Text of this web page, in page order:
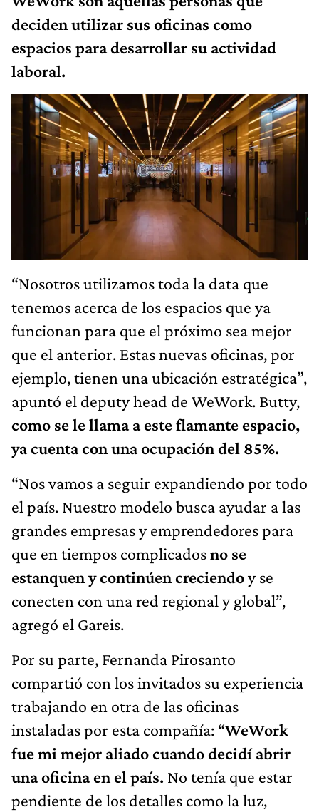
deciden utilizar sus oficinas como
espacios para desarrollar su actividad
laboral.
“Nosotros utilizamos toda la data que
tenemos acerca de los espacios que ya
funcionan para que el próximo sea mejor
que el anterior. Estas nuevas oficinas, por
ejemplo, tienen una ubicación estratégica”,
apuntó el deputy head de WeWork. Butty,
como se le llama a este flamante espacio,
ya cuenta con una ocupación del 85%.
“Nos vamos a seguir expandiendo por todo
el país. Nuestro modelo busca ayudar a las
grandes empresas y emprendedores para
que en tiempos complicadosno se
estanquen y continúen creciendoy se
conecten con una red regional y global”,
agregó el Gareis.
Por su parte, Fernanda Pirosanto
compartió con los invitados su experiencia
trabajando en otra de las oficinas
instaladas por esta compañía: “WeWork
fue mi mejor aliado cuando decidí abrir
una oficina en el país. No tenía que estar
pendiente de los detalles como la luz,